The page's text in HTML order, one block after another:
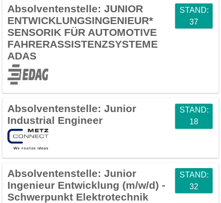
Absolventenstelle: JUNIOR
ENTWICKLUNGSINGENIEUR*
SENSORIK FÜR AUTOMOTIVE
FAHRERASSISTENZSYSTEME
ADAS
STAND:
37
Absolventenstelle: Junior
Industrial Engineer
STAND:
18
Absolventenstelle: Junior
Ingenieur Entwicklung (m/w/d) -
Schwerpunkt Elektrotechnik
STAND:
32